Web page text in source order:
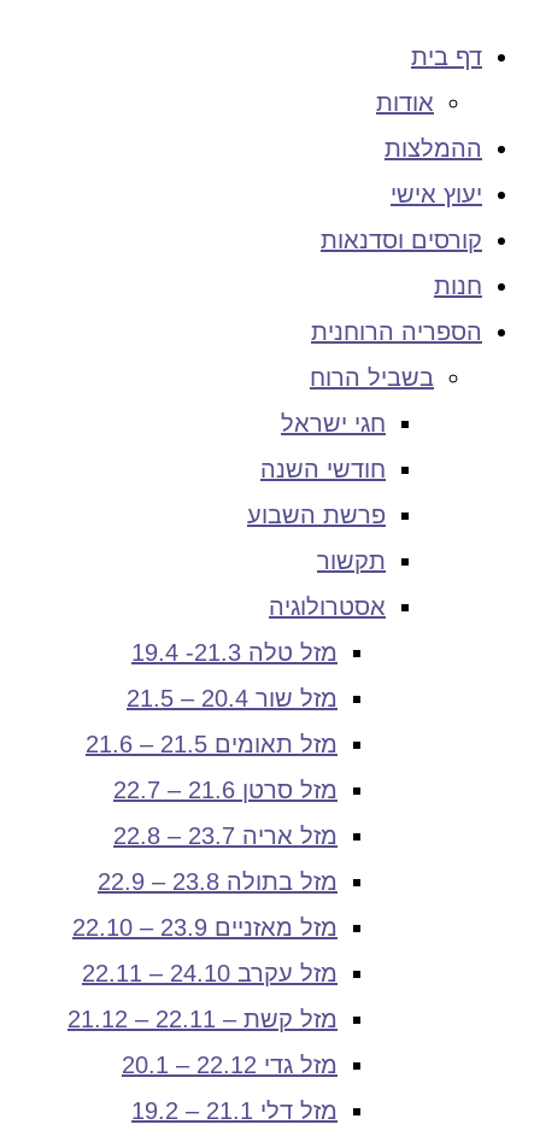
דף בית
אודות
ההמלצות
יעוץ אישי
קורסים וסדנאות
חנות
הספריה הרוחנית
בשביל הרוח
חגי ישראל
חודשי השנה
פרשת השבוע
תקשור
אסטרולוגיה
מזל טלה 21.3- 19.4
מזל שור 20.4 – 21.5
מזל תאומים 21.5 – 21.6
מזל סרטן 21.6 – 22.7
מזל אריה 23.7 – 22.8
מזל בתולה 23.8 – 22.9
מזל מאזניים 23.9 – 22.10
מזל עקרב 24.10 – 22.11
מזל קשת – 22.11 – 21.12
מזל גדי 22.12 – 20.1
מזל דלי 21.1 – 19.2